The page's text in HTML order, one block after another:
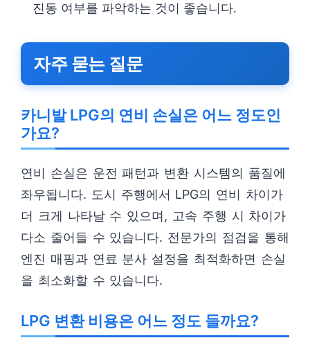
진동 여부를 파악하는 것이 좋습니다.
자주 묻는 질문
카니발 LPG의 연비 손실은 어느 정도인
가요?
연비 손실은 운전 패턴과 변환 시스템의 품질에
좌우됩니다. 도시 주행에서 LPG의 연비 차이가
더 크게 나타날 수 있으며, 고속 주행 시 차이가
다소 줄어들 수 있습니다. 전문가의 점검을 통해
엔진 매핑과 연료 분사 설정을 최적화하면 손실
을 최소화할 수 있습니다.
LPG 변환 비용은 어느 정도 들까요?